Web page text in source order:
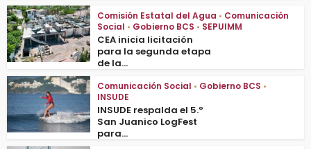
Comisión Estatal del Agua • Comunicación
Social • Gobierno BCS • SEPUIMM
CEA inicia licitación
para la segunda etapa
de la...
Comunicación Social • Gobierno BCS •
INSUDE
INSUDE respalda el 5.º
San Juanico LogFest
para...